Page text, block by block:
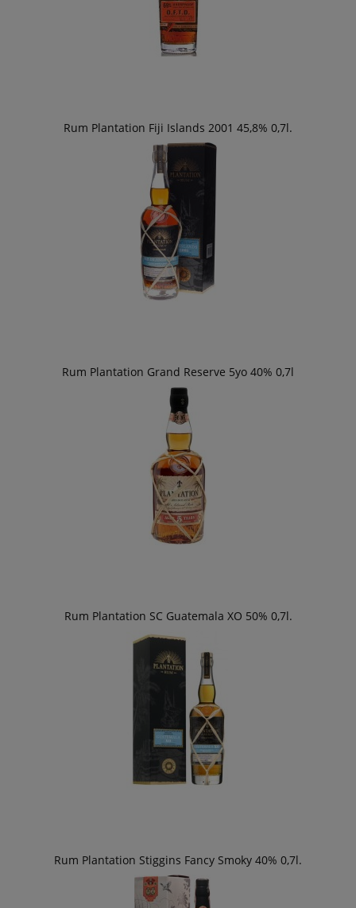
Rum Plantation Fiji Islands 2001 45,8% 0,7l.
Rum Plantation Grand Reserve 5yo 40% 0,7l
Rum Plantation SC Guatemala XO 50% 0,7l.
Rum Plantation Stiggins Fancy Smoky 40% 0,7l.